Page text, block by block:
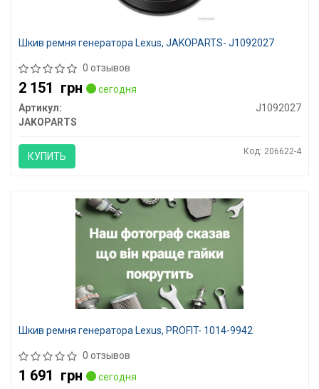
Шкив ремня генератора Lexus, JAKOPARTS- J1092027
0 отзывов
2 151 грн
сегодня
Артикул:
J1092027
JAKOPARTS
КУПИТЬ Код: 206622-4
Шкив ремня генератора Lexus, PROFIT- 1014-9942
0 отзывов
1 691 грн
сегодня